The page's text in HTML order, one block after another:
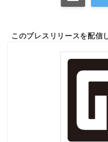
このプレスリリースを配信